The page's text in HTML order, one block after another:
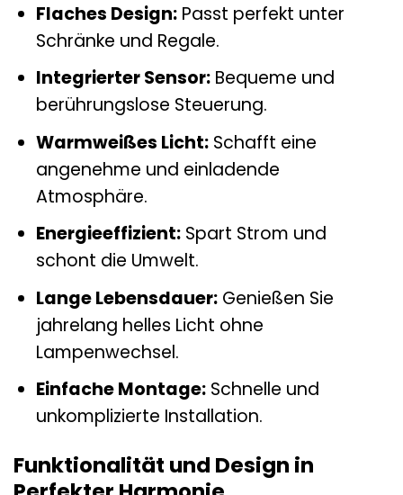
Flaches Design:Passt perfekt unter
Schränke und Regale.
Integrierter Sensor:Bequeme und
berührungslose Steuerung.
Warmweißes Licht:Schafft eine
angenehme und einladende
Atmosphäre.
Energieeffizient:Spart Strom und
schont die Umwelt.
Lange Lebensdauer:Genießen Sie
jahrelang helles Licht ohne
Lampenwechsel.
Einfache Montage:Schnelle und
unkomplizierte Installation.
Funktionalität und Design in